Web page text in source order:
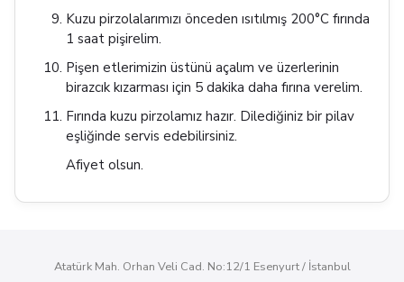
Kuzu pirzolalarımızı önceden ısıtılmış 200°C fırında
1 saat pişirelim.
Pişen etlerimizin üstünü açalım ve üzerlerinin
birazcık kızarması için 5 dakika daha fırına verelim.
Fırında kuzu pirzolamız hazır. Dilediğiniz bir pilav
eşliğinde servis edebilirsiniz.
Afiyet olsun.
Atatürk Mah. Orhan Veli Cad. No:12/1 Esenyurt / İstanbul